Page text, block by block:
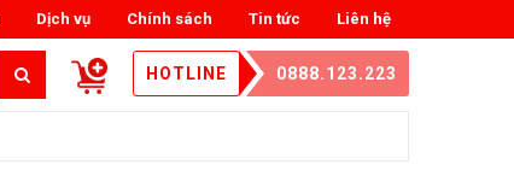
Liên hệ
Tin tức
Chính sách
Dịch vụ
HOTLINE 0888.123.223